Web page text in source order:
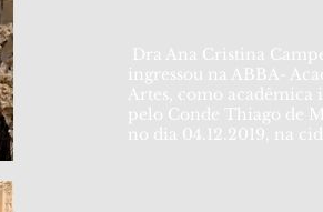
Dra Ana Cristina
ingressou na ABBA-
Artes, como
pelo Conde Thiago de
no dia 04.12.2019, na